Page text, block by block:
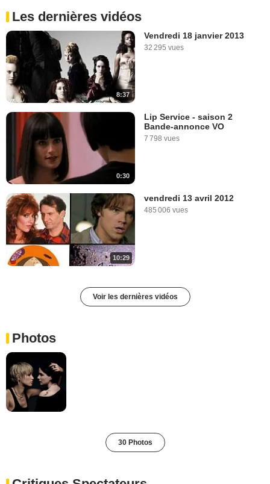
Les dernières vidéos
8:37
Vendredi 18 janvier 2013
32 295 vues
0:30
Lip Service - saison 2
Bande-annonce VO
7 798 vues
10:29
vendredi 13 avril 2012
485 006 vues
Voir les dernières vidéos
Photos
30 Photos